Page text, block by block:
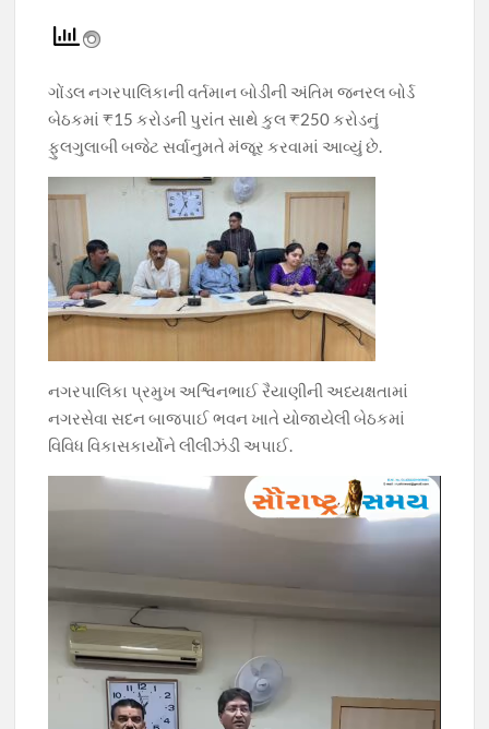
e
b
o
o
k
s
A
p
p
gr
a
m
er y
Li
n
k
ગોંડલ નગરપાલિકાની વર્તમાન બોડીની અંતિમ જનરલ બોર્ડ
બેઠકમાં ₹15 કરોડની પુરાંત સાથે કુલ ₹250 કરોડનું
ફુલગુલાબી બજેટ સર્વાનુમતે મંજૂર કરવામાં આવ્યું છે.
નગરપાલિકા પ્રમુખ અશ્વિનભાઈ રૈયાણીની અધ્યક્ષતામાં
નગરસેવા સદન બાજપાઈ ભવન ખાતે યોજાયેલી બેઠકમાં
વિવિધ વિકાસકાર્યોને લીલીઝંડી અપાઈ.
Player